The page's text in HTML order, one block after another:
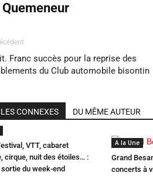
Franc succès pour la reprise des
du Club automobile bisontin
CONNEXES DU MÊME AUTEUR
VTT, cabaret
cirque, nuit des étoiles… :
du week-end
A la Une
Grand
concerts à